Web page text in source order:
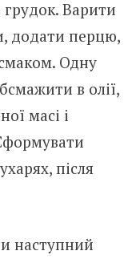
Варити
додати перцю,
Одну
в олії,
масі і
після
наступний